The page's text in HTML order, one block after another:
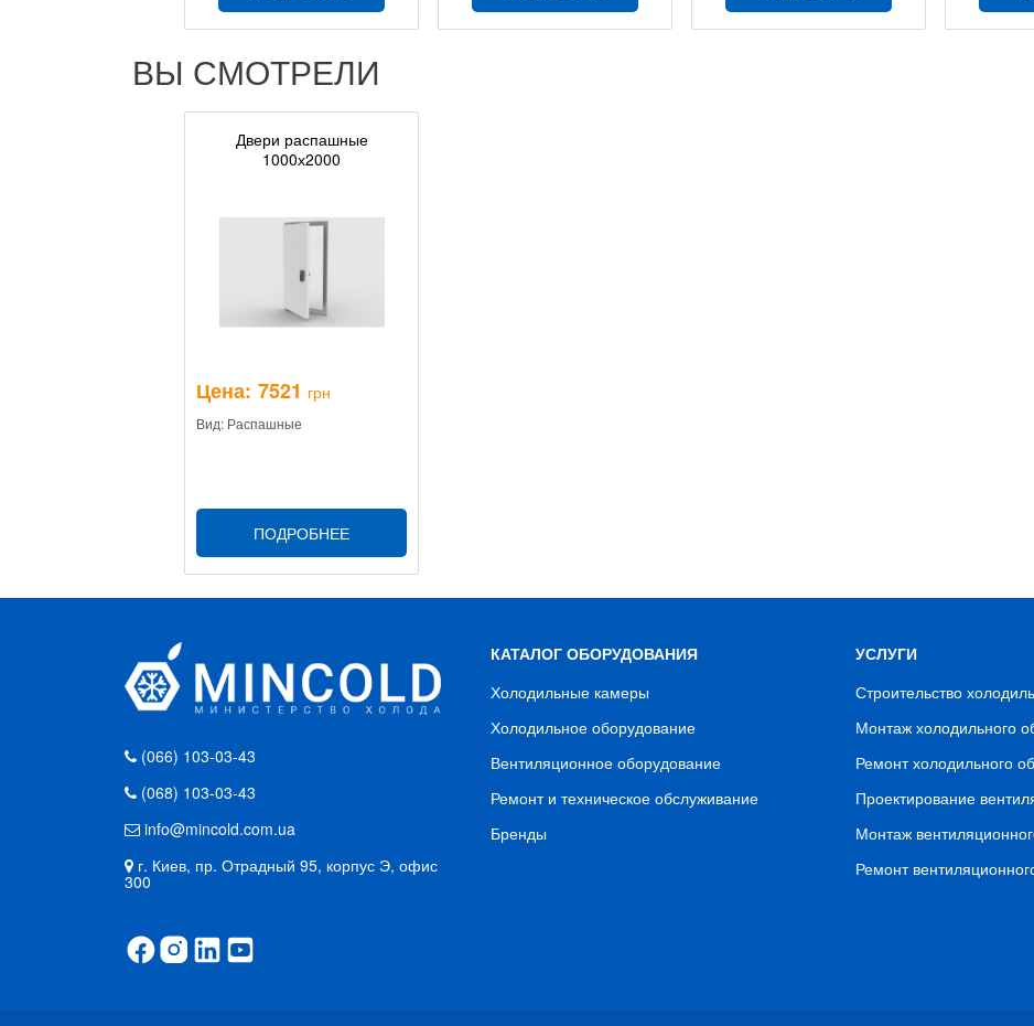
ВЫ СМОТРЕЛИ
Двери распашные
1000х2000
Цена: 7521 грн
Вид: Распашные
ПОДРОБНЕЕ
(066) 103-03-43
(068) 103-03-43
info@mincold.com.ua
г. Киев, пр. Отрадный 95, корпус Э, офис
300
КАТАЛОГ ОБОРУДОВАНИЯ
Холодильные камеры
Холодильное оборудование
Вентиляционное оборудование
Ремонт и техническое обслуживание
Бренды
УСЛУГИ
Строительство
Монтаж холодильного
Ремонт холодильного
Проектирование
Монтаж
Ремонт